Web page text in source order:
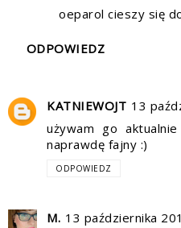
oeparol cieszy się
ODPOWIEDZ
KATNIEWOJT 13
używam go
naprawdę fajny :)
ODPOWIEDZ
M. 13 października